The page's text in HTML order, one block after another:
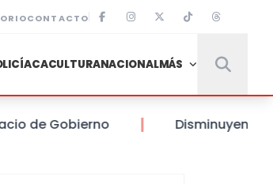
CONTACTO
CULTURANACIONALMÁS
Gobierno Disminuyen en un